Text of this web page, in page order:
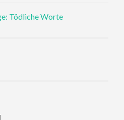
Tödliche Worte